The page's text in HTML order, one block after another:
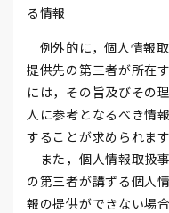
る情報
例外的に，個人情報
提供先の第三者が所在
には，その旨及びその
人に参考となるべき情
することが求められま
また，個人情報取扱
の第三者が講ずる個人
報の提供ができない場